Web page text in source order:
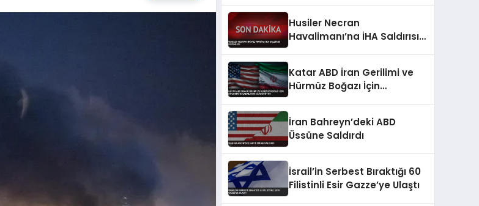
Husiler Necran
Havalimanı’na İHA Saldırısı
Katar ABD İran Gerilimi ve
Hürmüz Boğazı İçin
İran Bahreyn’deki ABD
Üssüne Saldırdı
İsrail’in Serbest Bıraktığı 60
Filistinli Esir Gazze’ye Ulaştı